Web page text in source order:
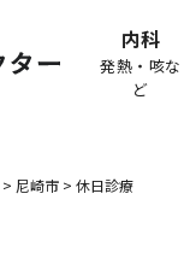
内科
発熱・咳な
ど
> 尼崎市 > 休日診療